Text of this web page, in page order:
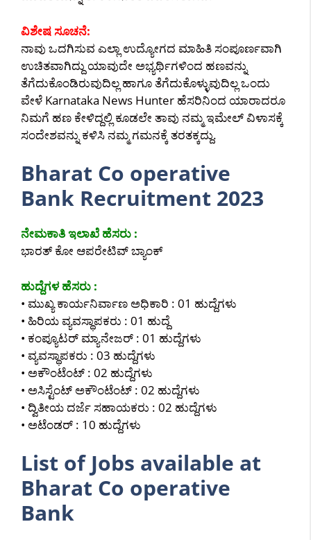
ವಿಶೇಷ ಸೂಚನೆ:
ನಾವು ಒದಗಿಸುವ ಎಲ್ಲಾ ಉದ್ಯೋಗದ ಮಾಹಿತಿ ಸಂಪೂರ್ಣವಾಗಿ
ಉಚಿತವಾಗಿದ್ದು ಯಾವುದೇ ಅಭ್ಯರ್ಥಿಗಳಿಂದ ಹಣವನ್ನು
ತೆಗೆದುಕೊಂಡಿರುವುದಿಲ್ಲ ಹಾಗೂ ತೆಗೆದುಕೊಳ್ಳುವುದಿಲ್ಲ ಒಂದು
ವೇಳೆ Karnataka News Hunter ಹೆಸರಿನಿಂದ ಯಾರಾದರೂ
ನಿಮಗೆ ಹಣ ಕೇಳಿದ್ದಲ್ಲಿ ಕೂಡಲೇ ತಾವು ನಮ್ಮ ಇಮೇಲ್ ವಿಳಾಸಕ್ಕೆ
ಸಂದೇಶವನ್ನು ಕಳಿಸಿ ನಮ್ಮ ಗಮನಕ್ಕೆ ತರತಕ್ಕದ್ದು.
Bharat Co operative
Bank Recruitment 2023
ನೇಮಕಾತಿ ಇಲಾಖೆ ಹೆಸರು :
ಭಾರತ್ ಕೋ ಆಪರೇಟಿವ್ ಬ್ಯಾಂಕ್
ಹುದ್ದೆಗಳ ಹೆಸರು :
• ಮುಖ್ಯ ಕಾರ್ಯನಿರ್ವಾಣ ಅಧಿಕಾರಿ : 01 ಹುದ್ದೆಗಳು
• ಹಿರಿಯ ವ್ಯವಸ್ಥಾಪಕರು : 01 ಹುದ್ದೆ
• ಕಂಪ್ಯೂಟರ್ ಮ್ಯಾನೇಜರ್ : 01 ಹುದ್ದೆಗಳು
• ವ್ಯವಸ್ಥಾಪಕರು : 03 ಹುದ್ದೆಗಳು
• ಅಕೌಂಟೆಂಟ್ : 02 ಹುದ್ದೆಗಳು
• ಅಸಿಸ್ಟೆಂಟ್ ಅಕೌಂಟೆಂಟ್ : 02 ಹುದ್ದೆಗಳು
• ದ್ವಿತೀಯ ದರ್ಜೆ ಸಹಾಯಕರು : 02 ಹುದ್ದೆಗಳು
• ಅಟೆಂಡರ್ : 10 ಹುದ್ದೆಗಳು
List of Jobs available at
Bharat Co operative
Bank